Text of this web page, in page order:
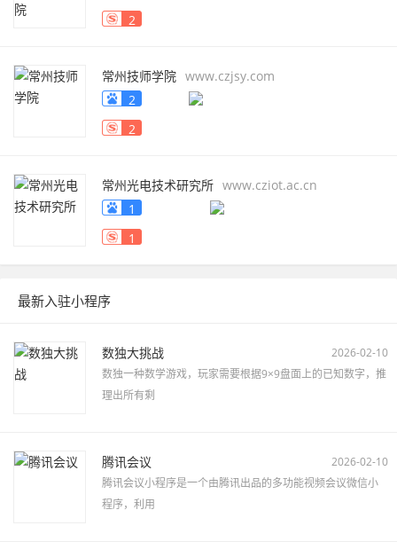
2
常州技师学院 www.czjsy.com
2
2
常州光电技术研究所 www.cziot.ac.cn
1
1
最新入驻小程序
数独大挑战
2026-02-10
数独一种数学游戏，玩家需要根据9×9盘面上的已知数字，推
理出所有剩
腾讯会议
2026-02-10
腾讯会议小程序是一个由腾讯出品的多功能视频会议微信小
程序，利用